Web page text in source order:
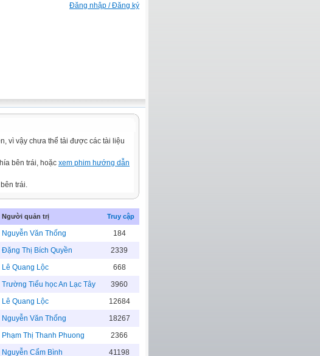
Đăng nhập / Đăng ký
vì vậy chưa thể tải được các tài liệu
bên trái, hoặc xem phim hướng dẫn
trái.
Người quản trị Truy cập
Nguyễn Văn Thống
184
Đặng Thị Bích Quyền
2339
Lê Quang Lộc
668
Trường Tiểu học An Lạc Tây
3960
Lê Quang Lộc
12684
Nguyễn Văn Thống
18267
Phạm Thị Thanh Phuong
2366
Nguyễn Cẩm Bình
41198